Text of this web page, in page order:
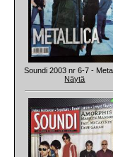
Soundi 2003 nr 6-7 -
Näytä